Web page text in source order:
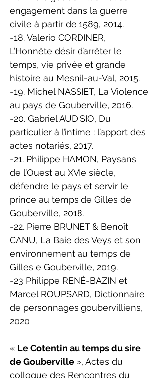
engagement dans la guerre
civile à partir de 1589, 2014.
-18. Valerio CORDINER,
L’Honnête désir d’arrêter le
temps, vie privée et grande
histoire au Mesnil-au-Val, 2015.
-19. Michel NASSIET, La Violence
au pays de Gouberville, 2016.
-20. Gabriel AUDISIO, Du
particulier à l’intime : l’apport des
actes notariés, 2017.
-21. Philippe HAMON, Paysans
de l’Ouest au XVIe siècle,
défendre le pays et servir le
prince au temps de Gilles de
Gouberville, 2018.
-22. Pierre BRUNET & Benoît
CANU, La Baie des Veys et son
environnement au temps de
Gilles e Gouberville, 2019.
-23 Philippe RENÉ-BAZIN et
Marcel ROUPSARD, Dictionnaire
de personnages goubervilliens,
2020
« Le Cotentin au temps du sire
de Gouberville », Actes du
colloque des Rencontres du